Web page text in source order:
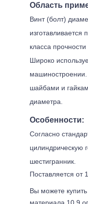
Область
Винт (болт)
изготавливается
класса
Широко
шайбами и
диаметра.
Особенности:
Согласно
цилиндрическую
шестигранник.
Поставляется от
Вы можете
материала 10.9